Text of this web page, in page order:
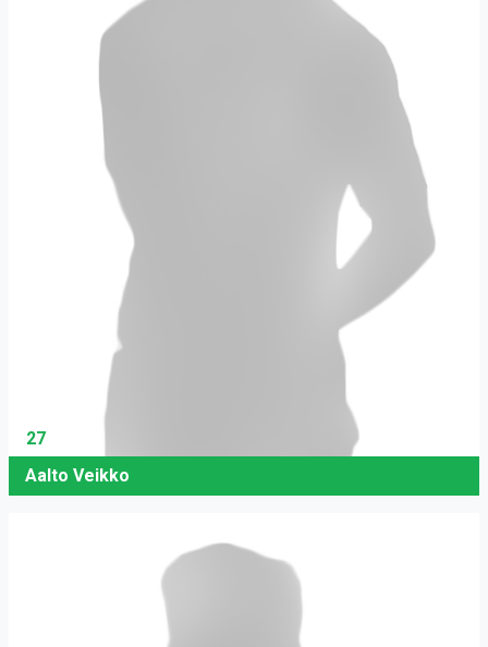
27
Aalto Veikko